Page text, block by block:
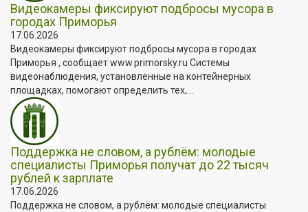
Видеокамеры фиксируют подбросы мусора в
городах Приморья
17.06.2026
Видеокамеры фиксируют подбросы мусора в городах
Приморья , сообщает www.primorsky.ru Системы
видеонаблюдения, установленные на контейнерных
площадках, помогают определить тех,...
Поддержка не словом, а рублём: молодые
специалисты Приморья получат до 22 тысяч
рублей к зарплате
17.06.2026
Поддержка не словом, а рублём: молодые специалисты